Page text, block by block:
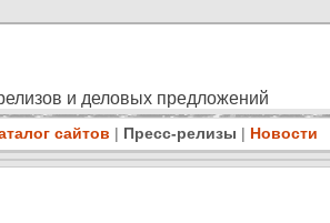
и деловых предложений
сайтов | Пресс-релизы | Новости